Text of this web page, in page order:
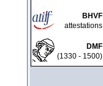
BHVF
attestations
DMF
(1330 - 1500)